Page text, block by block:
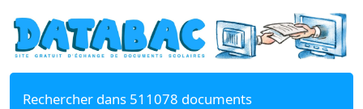
Rechercher dans 511078 documents